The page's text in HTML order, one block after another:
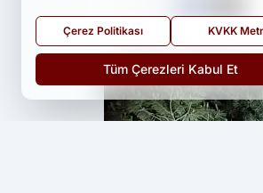
Yedi 23 Haber
Çerez Politikası KVKK
Tüm Çerezleri Kabul Et